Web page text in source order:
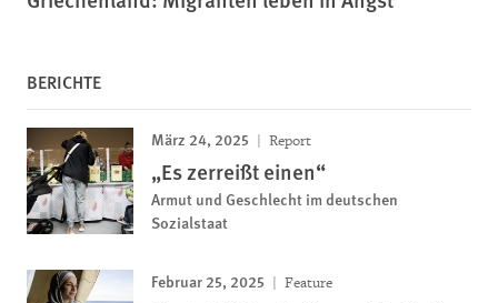
BERICHTE
März 24, 2025 Report
„Es zerreißt einen“
Armut und Geschlecht im deutschen
Sozialstaat
Februar 25, 2025 Feature